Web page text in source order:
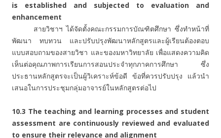
is established and subjected to evaluation and
enhancement
สายวิชาฯ ได้จัดตั้งคณะกรรมการบัณฑิตศึกษา ซึ่งทำหน้าที่
พัฒนา ทบทวน และปรับปรุงพัฒนาหลักสูตรและผู้เรียนต้องตอบ
แบบสอบถามของสายวิชา และของมหาวิทยาลัย เพื่อแสดงความคิด
เห็นต่อคุณภาพการเรียนการสอนประจำทุกภาคการศึกษา ซึ่ง
ประธานหลักสูตรจะเป็นผู้วิเคราะห์ข้อดี ข้อที่ควรปรับปรุง แล้วนำ
เสนอในการประชุมกลุ่มอาจารย์ในหลักสูตรต่อไป
10.3 The teaching and learning processes and student
assessment are continuously reviewed and evaluated
to ensure their relevance and alignment